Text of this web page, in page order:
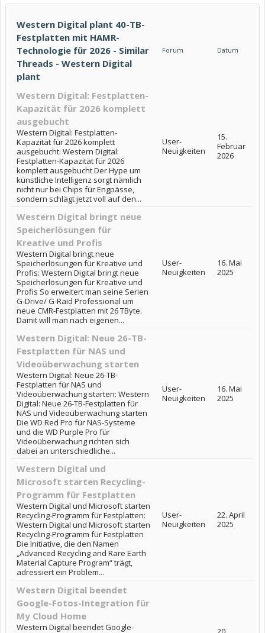
Western Digital plant 40-TB-
Festplatten mit HAMR-
Technologie für 2026 - Similar
Threads - Western Digital
plant
Forum Datum
Western Digital: Festplatten-
Kapazität für 2026 komplett
ausgebucht
Western Digital: Festplatten-
Kapazität für 2026 komplett
ausgebucht: Western Digital:
Festplatten-Kapazität für 2026
komplett ausgebucht Der Hype um
künstliche Intelligenz sorgt nämlich
nicht nur bei Chips für Engpässe,
sondern schlägt jetzt voll auf den...
User-
Neuigkeiten
15.
Februar
2026
Western Digital bringt neue
Speicherlösungen für
Kreative und Profis
Western Digital bringt neue
Speicherlösungen für Kreative und
Profis: Western Digital bringt neue
Speicherlösungen für Kreative und
Profis So erweitert man seine Serien
G-Drive/ G-Raid Professional um
neue CMR-Festplatten mit 26 TByte.
Damit will man nach eigenen...
User-
Neuigkeiten
16. Mai
2025
Western Digital: Neue 26-TB-
Festplatten für NAS und
Videoüberwachung starten
Western Digital: Neue 26-TB-
Festplatten für NAS und
Videoüberwachung starten: Western
Digital: Neue 26-TB-Festplatten für
NAS und Videoüberwachung starten
Die WD Red Pro für NAS-Systeme
und die WD Purple Pro für
Videoüberwachung richten sich
dabei an unterschiedliche...
User-
Neuigkeiten
16. Mai
2025
Western Digital und
Microsoft starten Recycling-
Programm für Festplatten
Western Digital und Microsoft starten
Recycling-Programm für Festplatten:
Western Digital und Microsoft starten
Recycling-Programm für Festplatten
Die Initiative, die den Namen
„Advanced Recycling and Rare Earth
Material Capture Program“ trägt,
adressiert ein Problem...
User-
Neuigkeiten
22. April
2025
Western Digital beendet
Google-Fotos-Integration für
My Cloud Home
Western Digital beendet Google-